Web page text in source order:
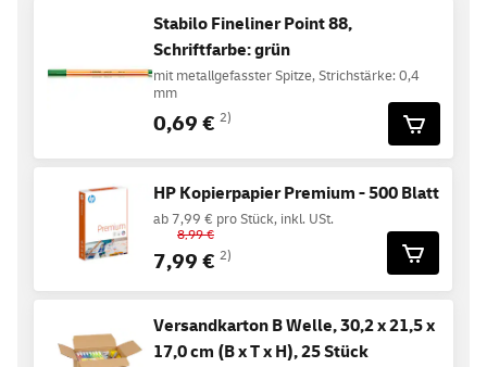
Stabilo Fineliner Point 88,
Schriftfarbe: grün
mit metallgefasster Spitze, Strichstärke: 0,4
mm
0,69 € 2)
HP Kopierpapier Premium - 500 Blatt
ab 7,99 € pro Stück, inkl. USt.
8,99 €
7,99 € 2)
Versandkarton B Welle, 30,2 x 21,5 x
17,0 cm (B x T x H), 25 Stück